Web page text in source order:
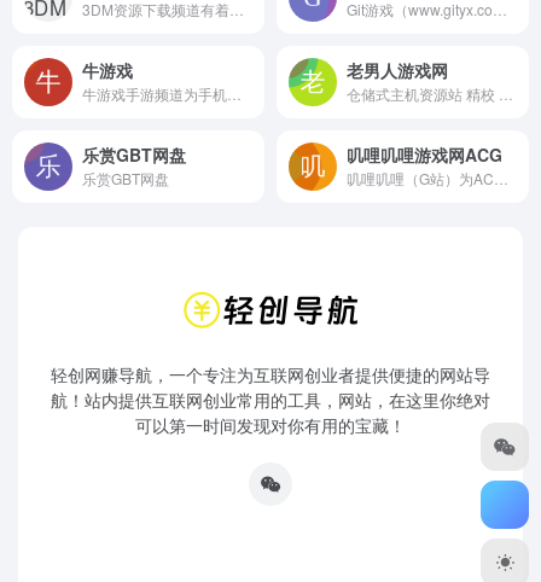
牛游戏 老男人游戏网
乐赏GBT网盘
乐赏GBT网盘
叽哩叽哩游戏网ACG
轻创网赚导航，一个专注为互联网创业者提供便捷的网站导
航！站内提供互联网创业常用的工具，网站，在这里你绝对
可以第一时间发现对你有用的宝藏！